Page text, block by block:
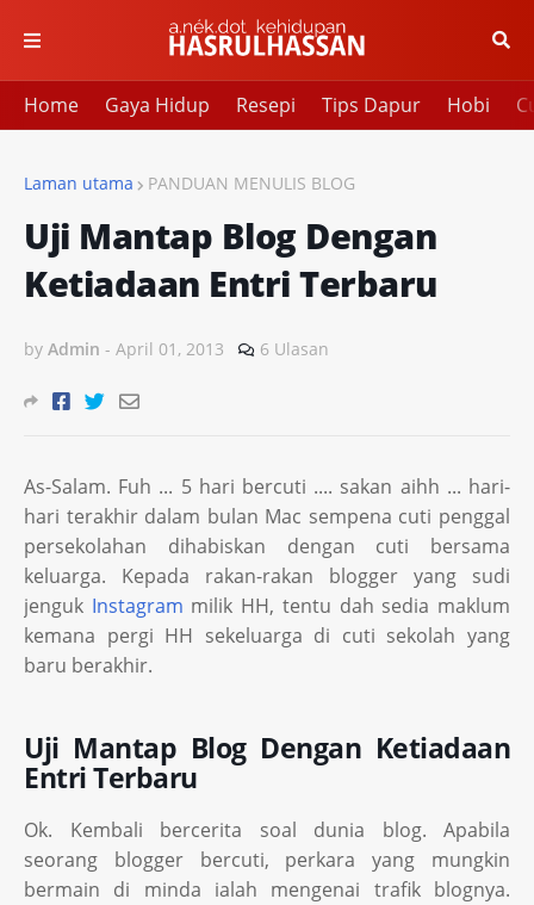
Home Gaya Hidup Resepi Tips Dapur Hobi
Laman utama PANDUAN MENULIS BLOG
Uji Mantap Blog Dengan
Ketiadaan Entri Terbaru
by Admin - April 01, 2013 6 Ulasan
As-Salam. Fuh ... 5 hari bercuti .... sakan aihh ... hari-
hari terakhir dalam bulan Mac sempena cuti penggal
persekolahan dihabiskan dengan cuti bersama
keluarga. Kepada rakan-rakan blogger yang sudi
jenguk Instagram milik HH, tentu dah sedia maklum
kemana pergi HH sekeluarga di cuti sekolah yang
baru berakhir.
Uji Mantap Blog Dengan Ketiadaan
Entri Terbaru
Ok. Kembali bercerita soal dunia blog. Apabila
seorang blogger bercuti, perkara yang mungkin
bermain di minda ialah mengenai trafik blognya.